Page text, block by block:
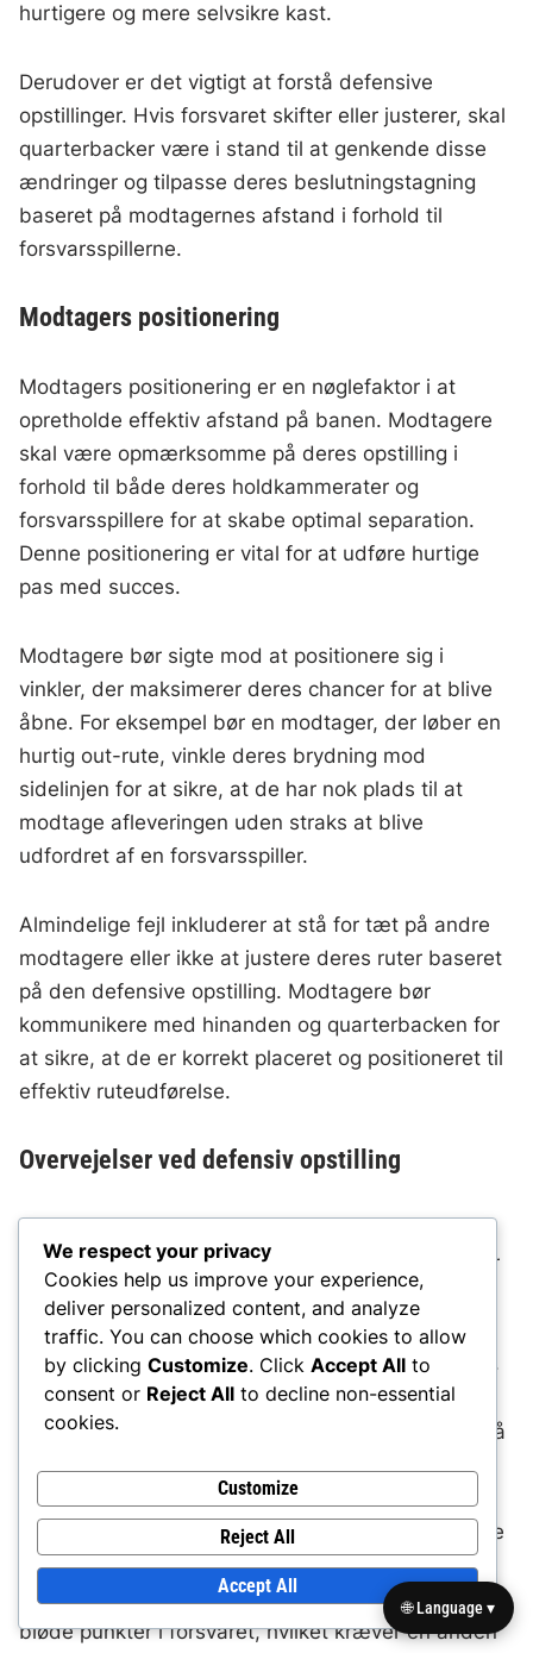
hurtigere og mere selvsikre kast.
Derudover er det vigtigt at forstå defensive
opstillinger. Hvis forsvaret skifter eller justerer, skal
quarterbacker være i stand til at genkende disse
ændringer og tilpasse deres beslutningstagning
baseret på modtagernes afstand i forhold til
forsvarsspillerne.
Modtagers positionering
Modtagers positionering er en nøglefaktor i at
opretholde effektiv afstand på banen. Modtagere
skal være opmærksomme på deres opstilling i
forhold til både deres holdkammerater og
forsvarsspillere for at skabe optimal separation.
Denne positionering er vital for at udføre hurtige
pas med succes.
Modtagere bør sigte mod at positionere sig i
vinkler, der maksimerer deres chancer for at blive
åbne. For eksempel bør en modtager, der løber en
hurtig out-rute, vinkle deres brydning mod
sidelinjen for at sikre, at de har nok plads til at
modtage afleveringen uden straks at blive
udfordret af en forsvarsspiller.
Almindelige fejl inkluderer at stå for tæt på andre
modtagere eller ikke at justere deres ruter baseret
på den defensive opstilling. Modtagere bør
kommunikere med hinanden og quarterbacken for
at sikre, at de er korrekt placeret og positioneret til
effektiv ruteudførelse.
Overvejelser ved defensiv opstilling
optimere afstand i hurtige pas-situationer. Forsvar
kan anvende forskellige strategier, såsom mand-
til-mand eller zone-dækning, som kan påvirke,
hvordan modtagere skal positionere sig på banen.
I mand-til-mand dækning bør modtagere skabe så
meget separation som muligt for at udnytte deres
hastighed og smidighed. Dette kræver ofte, at de
justerer deres afstand for at sikre, at de kan bryde
fri fra deres tildelte forsvarsspiller. I kontrast, mod
zone-dækning, skal modtagere muligvis finde
bløde punkter i forsvaret, hvilket kræver en anden
We respect your privacy
Cookies help us improve your experience,
deliver personalized content, and analyze
traffic. You can choose which cookies to allow
by clicking Customize. Click Accept All to
consent or Reject All to decline non-essential
cookies.
Customize
Reject All
Accept All
🌐 Language ▾